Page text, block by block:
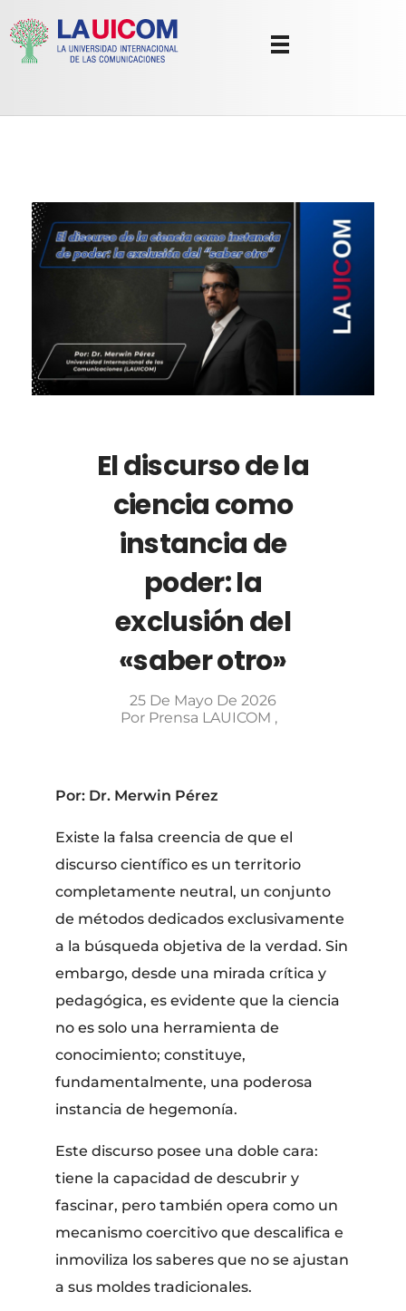
El discurso de la
ciencia como
instancia de
poder: la
exclusión del
«saber otro»
25 De Mayo De 2026
Por Prensa LAUICOM
Por: Dr. Merwin Pérez
Existe la falsa creencia de que el
discurso científico es un territorio
completamente neutral, un conjunto
de métodos dedicados exclusivamente
a la búsqueda objetiva de la verdad. Sin
embargo, desde una mirada crítica y
pedagógica, es evidente que la ciencia
no es solo una herramienta de
conocimiento; constituye,
fundamentalmente, una poderosa
instancia de hegemonía.
Este discurso posee una doble cara:
tiene la capacidad de descubrir y
fascinar, pero también opera como un
mecanismo coercitivo que descalifica e
inmoviliza los saberes que no se ajustan
a sus moldes tradicionales.